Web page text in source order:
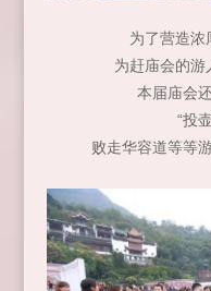
为了营造浓
为赶庙会的游
本届庙会
“投
败走华容道等等